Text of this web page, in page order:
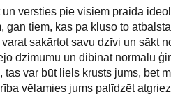
vērsties pie visiem praida
gan tiem, kas pa kluso to
sakārtot savu dzīvi un sākt
dzimumu un dibināt normālu
var būt liels krusts jums, bet
vēlamies jums palīdzēt